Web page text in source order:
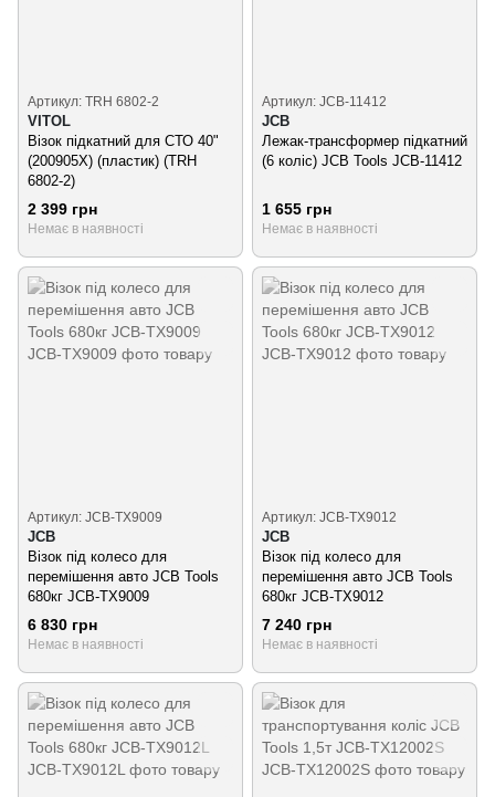
Артикул: TRH 6802-2
VITOL
Візок підкатний для СТО 40"
(200905X) (пластик) (TRH
6802-2)
2 399 грн
Немає в наявності
Артикул: JCB-11412
JCB
Лежак-трансформер підкатний
(6 коліс) JCB Tools JCB-11412
1 655 грн
Немає в наявності
Артикул: JCB-TX9009
JCB
Візок під колесо для
перемішення авто JCB Tools
680кг JCB-TX9009
6 830 грн
Немає в наявності
Артикул: JCB-TX9012
JCB
Візок під колесо для
перемішення авто JCB Tools
680кг JCB-TX9012
7 240 грн
Немає в наявності